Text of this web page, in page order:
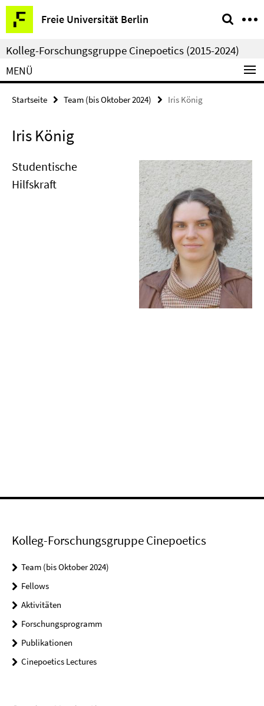
Springe
direkt
zu
Inhalt
Freie Universität Berlin
Service-
Navigation
Kolleg-Forschungsgruppe Cinepoetics (2015-2024)
MENÜ
Startseite Team (bis Oktober 2024) Iris König
Iris König
Studentische
Hilfskraft
Kolleg-Forschungsgruppe Cinepoetics
Team (bis Oktober 2024)
Fellows
Aktivitäten
Forschungsprogramm
Publikationen
Cinepoetics Lectures